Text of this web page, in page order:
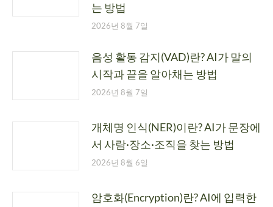
는 방법
2026년 8월 7일
음성 활동 감지(VAD)란? AI가 말의
시작과 끝을 알아채는 방법
2026년 8월 7일
개체명 인식(NER)이란? AI가 문장에
서 사람·장소·조직을 찾는 방법
2026년 8월 6일
암호화(Encryption)란? AI에 입력한